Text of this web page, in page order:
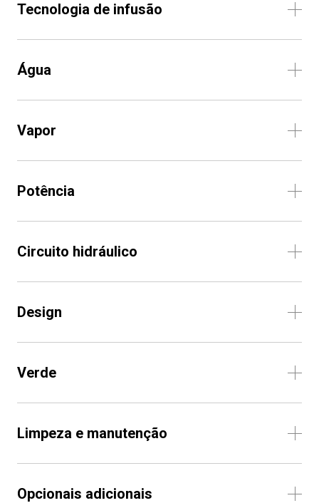
Tecnologia de infusão
Água
Vapor
Potência
Circuito hidráulico
Design
Verde
Limpeza e manutenção
Opcionais adicionais